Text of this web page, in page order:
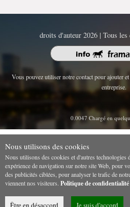
droits d'auteur 2026 | Tous les
Vous pouvez utiliser notre contact pour ajouter
entreprise.
0.0047 Chargé en
Nous utilisons des cookies
Nous utilisons des cookies et d'autres
expérience de navigation sur notre site Web, pour
des publicités ciblées, pour analyser le trafic de
viennent nos visiteurs. Politique de confidentialité
Être en désaccord Je suis d'accord